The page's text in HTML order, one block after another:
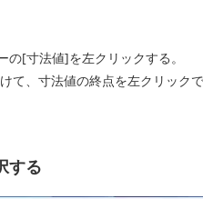
[寸法値]を左クリックする。
て、寸法値の終点を左クリック
する